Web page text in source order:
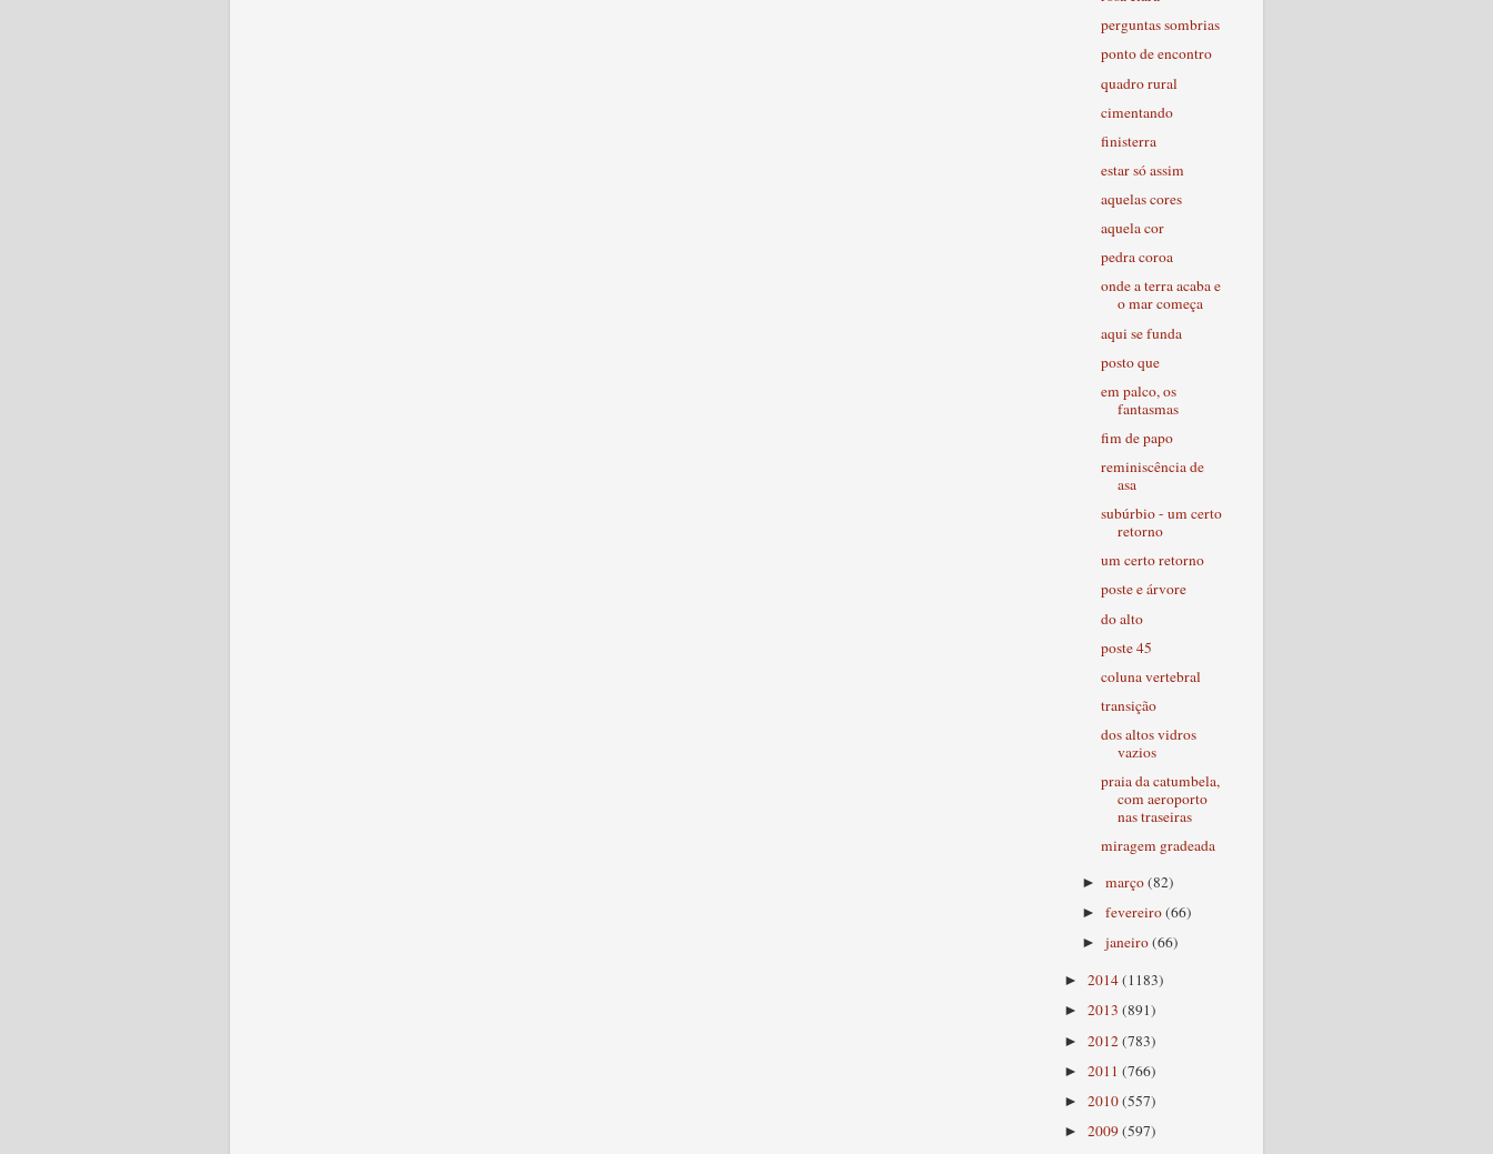
perguntas sombrias
ponto de encontro
quadro rural
cimentando
finisterra
estar só assim
aquelas cores
aquela cor
pedra coroa
onde a terra acaba e
o mar começa
aqui se funda
posto que
em palco, os
fantasmas
fim de papo
reminiscência de
asa
subúrbio - um certo
retorno
um certo retorno
poste e árvore
do alto
poste 45
coluna vertebral
transição
dos altos vidros
vazios
praia da catumbela,
com aeroporto
nas traseiras
miragem gradeada
►março(82)
►fevereiro(66)
►janeiro(66)
► 2014(1183)
► 2013 (891)
► 2012(783)
► 2011 (766)
► 2010(557)
► 2009(597)